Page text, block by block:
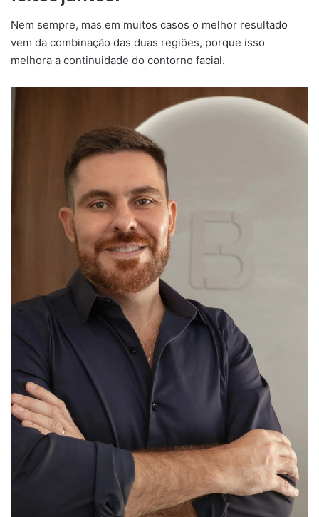
Nem sempre, mas em muitos casos o melhor resultado
vem da combinação das duas regiões, porque isso
melhora a continuidade do contorno facial.